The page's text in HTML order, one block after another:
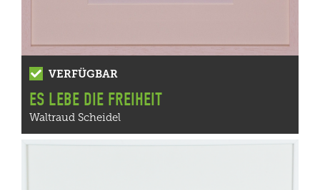
VERFÜGBAR
ES LEBE DIE FREIHEIT
Waltraud Scheidel